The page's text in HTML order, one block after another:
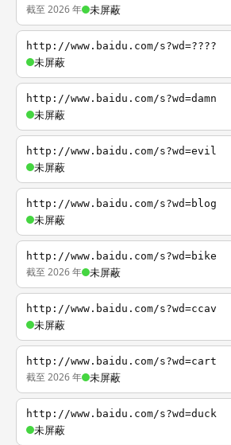
截至 2026 年 未屏蔽
http://www.baidu.com/s?wd=????
未屏蔽
http://www.baidu.com/s?wd=damn
未屏蔽
http://www.baidu.com/s?wd=evil
未屏蔽
http://www.baidu.com/s?wd=blog
未屏蔽
http://www.baidu.com/s?wd=bike
截至 2026 年 未屏蔽
http://www.baidu.com/s?wd=ccav
未屏蔽
http://www.baidu.com/s?wd=cart
截至 2026 年 未屏蔽
http://www.baidu.com/s?wd=duck
未屏蔽